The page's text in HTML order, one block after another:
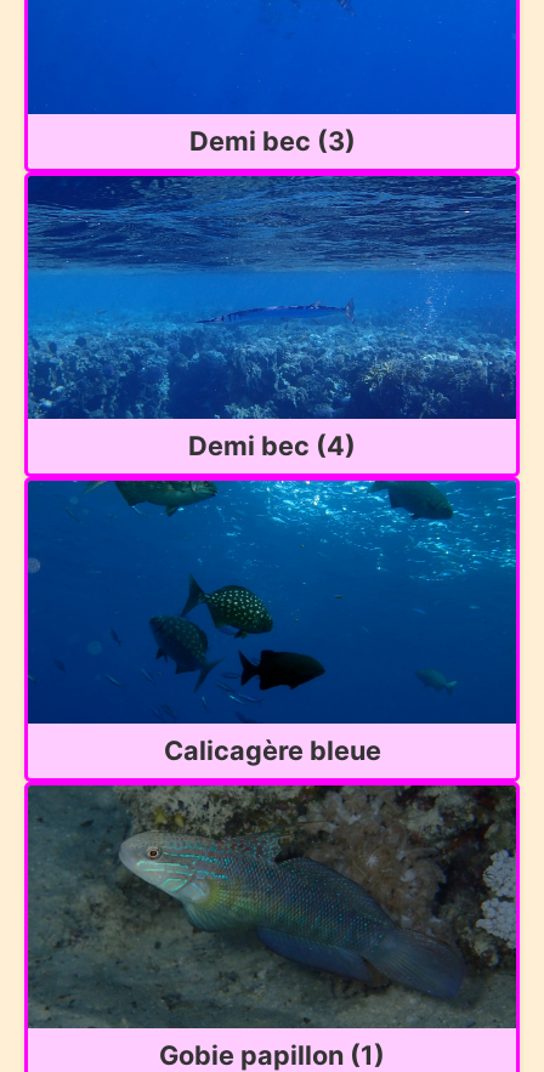
Demi bec (3)
Demi bec (4)
Calicagère bleue
Gobie papillon (1)